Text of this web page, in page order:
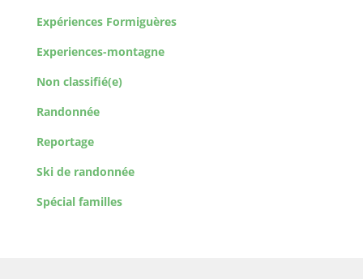
Expériences Formiguères
Experiences-montagne
Non classifié(e)
Randonnée
Reportage
Ski de randonnée
Spécial familles